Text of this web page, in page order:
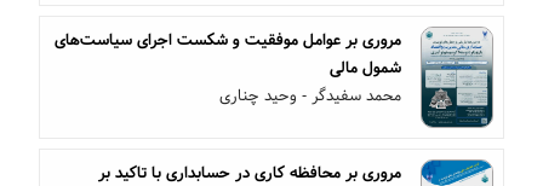
مروری بر عوامل موفقیت و شکست اجرای سیاست‌های
شمول مالی
محمد سفیدگر - وحید چناری
مروری بر محافظه کاری در حسابداری با تاکید بر